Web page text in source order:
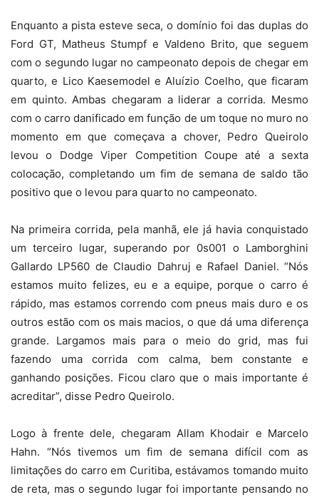
Enquanto a pista esteve seca, o domínio foi das duplas do
Ford GT, Matheus Stumpf e Valdeno Brito, que seguem
com o segundo lugar no campeonato depois de chegar em
quarto, e Lico Kaesemodel e Aluízio Coelho, que ficaram
em quinto. Ambas chegaram a liderar a corrida. Mesmo
com o carro danificado em função de um toque no muro no
momento em que começava a chover, Pedro Queirolo
levou o Dodge Viper Competition Coupe até a sexta
colocação, completando um fim de semana de saldo tão
positivo que o levou para quarto no campeonato.
Na primeira corrida, pela manhã, ele já havia conquistado
um terceiro lugar, superando por 0s001 o Lamborghini
Gallardo LP560 de Claudio Dahruj e Rafael Daniel. “Nós
estamos muito felizes, eu e a equipe, porque o carro é
rápido, mas estamos correndo com pneus mais duro e os
outros estão com os mais macios, o que dá uma diferença
grande. Largamos mais para o meio do grid, mas fui
fazendo uma corrida com calma, bem constante e
ganhando posições. Ficou claro que o mais importante é
acreditar”, disse Pedro Queirolo.
Logo à frente dele, chegaram Allam Khodair e Marcelo
Hahn. “Nós tivemos um fim de semana difícil com as
limitações do carro em Curitiba, estávamos tomando muito
de reta, mas o segundo lugar foi importante pensando no